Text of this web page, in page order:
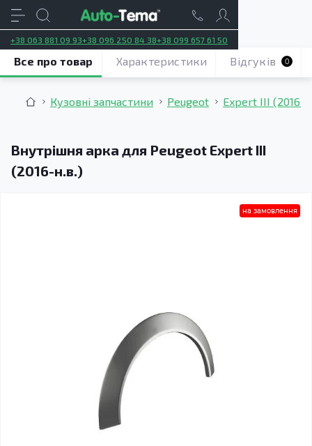
+38 063 881 09 93+38 096 250 84 38+38 099 657 61 50
Кузовні запчастини Peugeot Expert III
Внутрішня арка для Peugeot Expert III
(2016-н.в.)
Все про товар Характеристики Відгуків 0
на замовлення